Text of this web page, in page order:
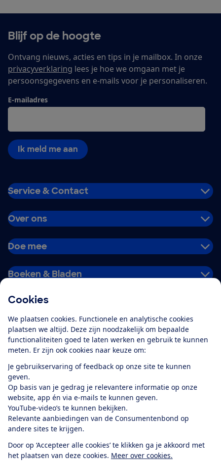
Cookies
We plaatsen cookies. Functionele en analytische cookies
plaatsen we altijd. Deze zijn noodzakelijk om bepaalde
functionaliteiten goed te laten werken en gebruik te kunnen
meten. Er zijn ook cookies naar keuze om:
Je gebruikservaring of feedback op onze site te kunnen
geven.
Op basis van je gedrag je relevantere informatie op onze
website, app én via e-mails te kunnen geven.
YouTube-video’s te kunnen bekijken.
Relevante aanbiedingen van de Consumentenbond op
andere sites te krijgen.
Door op ‘Accepteer alle cookies’ te klikken ga je akkoord met
het plaatsen van deze cookies. Meer over cookies.
Blijf op de hoogte
Ontvang nieuws, acties en tips in je mailbox. In onze
privacyverklaring lees je hoe we omgaan met je
persoonsgegevens en e-mails voor je personaliseren.
E-mailadres
Ik meld me aan
Service & Contact
Over ons
Doe mee
Boeken & Bladen
Alles over de
app
Algemene Voorwaarden
Privacyverklaring
Cookiebeleid
Privacyvoorkeuren
Toegankelijkheid
RSS-feed nieuws
Facebook
TwitterInstagram
YoutubeLinkedIn
12.901consumentenbeoordelen de Consumentenbondmet gemiddeld